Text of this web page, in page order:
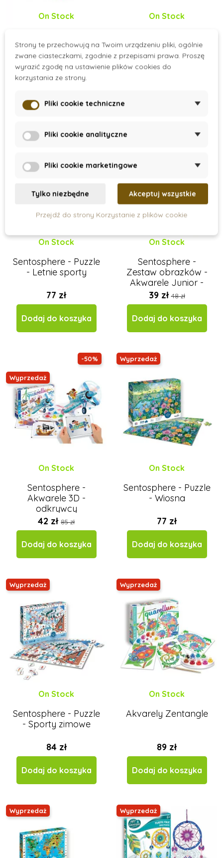
On Stock
- Wzrok
135 zł
On Stock
- Żyrafa
81 zł101 zł
Wyprzedaż
On Stock
Sentosphere - Puzzle
- Letnie sporty
77 zł
Dodaj do koszyka
-20%
On Stock
Sentosphere -
Zestaw obrazków -
Akwarele Junior -
Rycerze
39 zł48 zł
Dodaj do koszyka
-50%
Wyprzedaż
On Stock
Sentosphere -
Akwarele 3D -
odkrywcy
42 zł 85 zł
Dodaj do koszyka
Wyprzedaż
On Stock
Sentosphere - Puzzle
- Wiosna
77 zł
Dodaj do koszyka
Wyprzedaż
On Stock
Sentosphere - Puzzle
- Sporty zimowe
84 zł
Dodaj do koszyka
Wyprzedaż
On Stock
Akvarely Zentangle
89 zł
Dodaj do koszyka
Wyprzedaż Wyprzedaż
Strony te przechowują na Twoim urządzeniu pliki, ogólnie
zwane ciasteczkami, zgodnie z przepisami prawa. Proszę
wyrazić zgodę na ustawienie plików cookies do
korzystania ze strony.
Pliki cookie techniczne
Pliki cookie analityczne
Pliki cookie marketingowe
Tylko niezbędne Akceptuj wszystkie
Przejdź do strony Korzystanie z plików cookie